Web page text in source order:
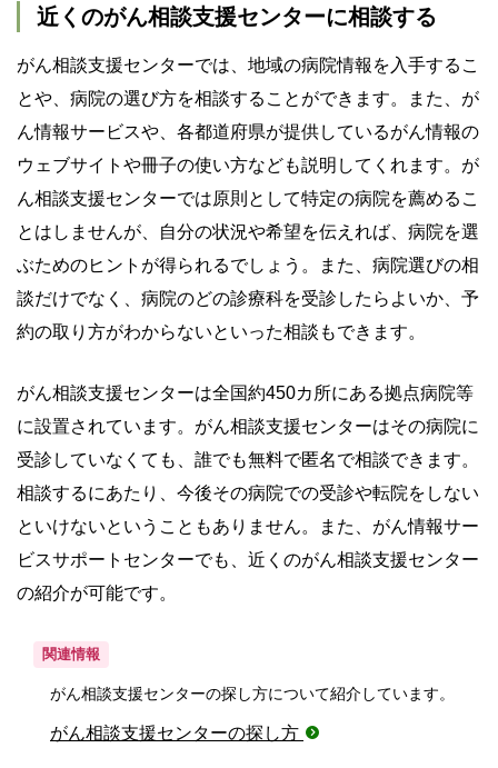
近くのがん相談支援センターに相談する
がん相談支援センターでは、地域の病院情報を入手するこ
とや、病院の選び方を相談することができます。また、が
ん情報サービスや、各都道府県が提供しているがん情報の
ウェブサイトや冊子の使い方なども説明してくれます。が
ん相談支援センターでは原則として特定の病院を薦めるこ
とはしませんが、自分の状況や希望を伝えれば、病院を選
ぶためのヒントが得られるでしょう。また、病院選びの相
談だけでなく、病院のどの診療科を受診したらよいか、予
約の取り方がわからないといった相談もできます。
がん相談支援センターは全国約450カ所にある拠点病院等
に設置されています。がん相談支援センターはその病院に
受診していなくても、誰でも無料で匿名で相談できます。
相談するにあたり、今後その病院での受診や転院をしない
といけないということもありません。また、がん情報サー
ビスサポートセンターでも、近くのがん相談支援センター
の紹介が可能です。
関連情報
がん相談支援センターの探し方について紹介しています。
がん相談支援センターの探し方